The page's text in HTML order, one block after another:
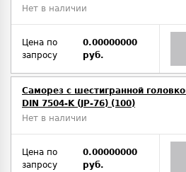
Нет в наличии
Цена по
запросу
0.00000000
руб.
Саморез с шестигранной
DIN 7504-K (JP-76) (100)
Нет в наличии
Цена по
запросу
0.00000000
руб.